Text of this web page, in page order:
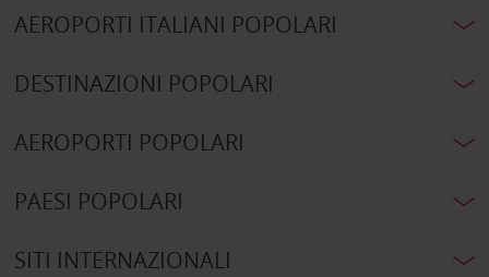
AEROPORTI ITALIANI POPOLARI
DESTINAZIONI POPOLARI
AEROPORTI POPOLARI
PAESI POPOLARI
SITI INTERNAZIONALI